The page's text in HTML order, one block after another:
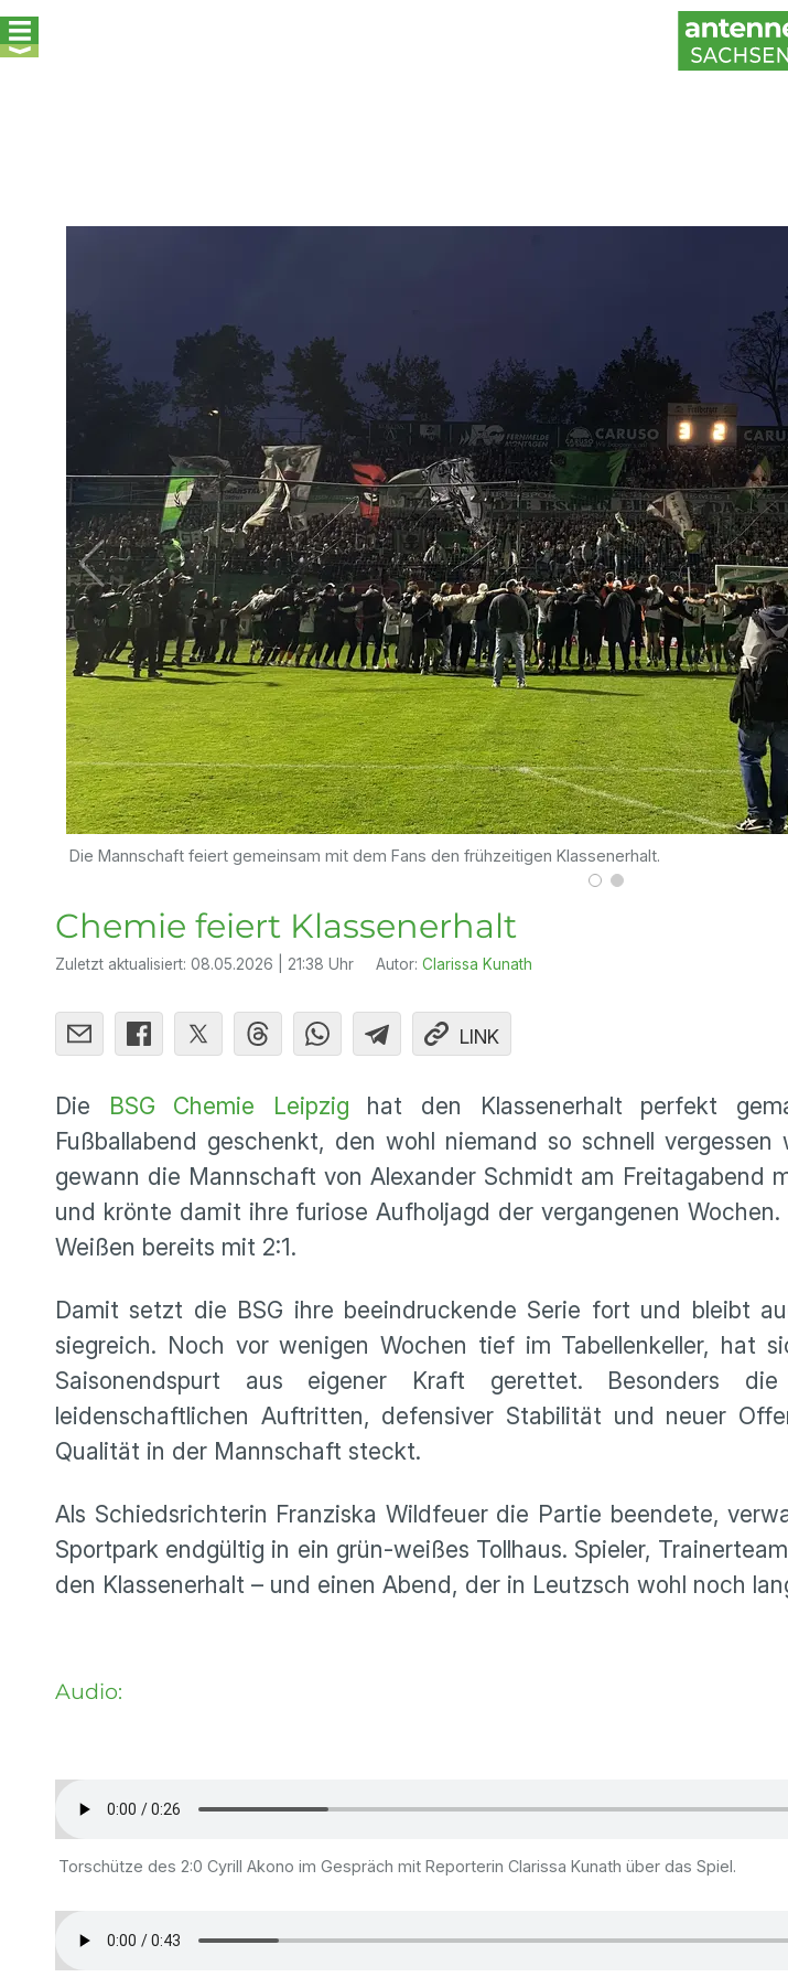
Die Mannschaft feiert gemeinsam mit dem Fans den frühzeitigen Klassenerhalt.
Chemie feiert Klassenerhalt
Zuletzt aktualisiert: 08.05.2026 | 21:38 Uhr Autor: Clarissa Kunath
LINK
Die BSG Chemie Leipzig hat den Klassenerhalt perfekt
Fußballabend geschenkt, den wohl niemand so schnell
gewann die Mannschaft von Alexander Schmidt am Freitagabend
und krönte damit ihre furiose Aufholjagd der vergangenen
Weißen bereits mit 2:1.
Damit setzt die BSG ihre beeindruckende Serie fort und bleibt
siegreich. Noch vor wenigen Wochen tief im Tabellenkeller, hat
Saisonendspurt aus eigener Kraft gerettet. Besonders
leidenschaftlichen Auftritten, defensiver Stabilität und neuer
Qualität in der Mannschaft steckt.
Als Schiedsrichterin Franziska Wildfeuer die Partie beendete,
Sportpark endgültig in ein grün-weißes Tollhaus. Spieler,
den Klassenerhalt – und einen Abend, der in Leutzsch wohl noch
Audio:
Torschütze des 2:0 Cyrill Akono im Gespräch mit Reporterin Clarissa Kunath über das Spiel.